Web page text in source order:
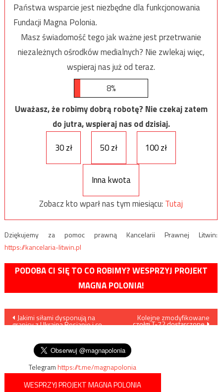
Państwa wsparcie jest niezbędne dla funkcjonowania
Fundacji Magna Polonia.
Masz świadomość tego jak ważne jest przetrwanie
niezależnych ośrodków medialnych? Nie zwlekaj więc,
wspieraj nas już od teraz.
8%
Uważasz, że robimy dobrą robotę? Nie czekaj zatem
do jutra, wspieraj nas od dzisiaj.
30 zł
50 zł 100 zł
Inna kwota
Zobacz kto wparł nas tym miesiącu: Tutaj
Dziękujemy za pomoc prawną Kancelarii Prawnej Litwin:
https://kancelaria-litwin.pl
PODOBA CI SIĘ TO CO ROBIMY? WESPRZYJ PROJEKT
MAGNA POLONIA!
Nawigacja
Jakimi siłami dysponują na
granicy z Ukrainą Rosjanie i co
Kolejne zmodyfikowane
czołgi T-72 dostarczone
Telegramhttps://t.me/magnapolonia
WESPRZYJ PROJEKT MAGNA POLONIA